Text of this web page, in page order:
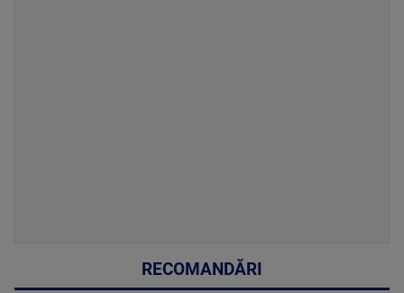
RECOMANDĂRI